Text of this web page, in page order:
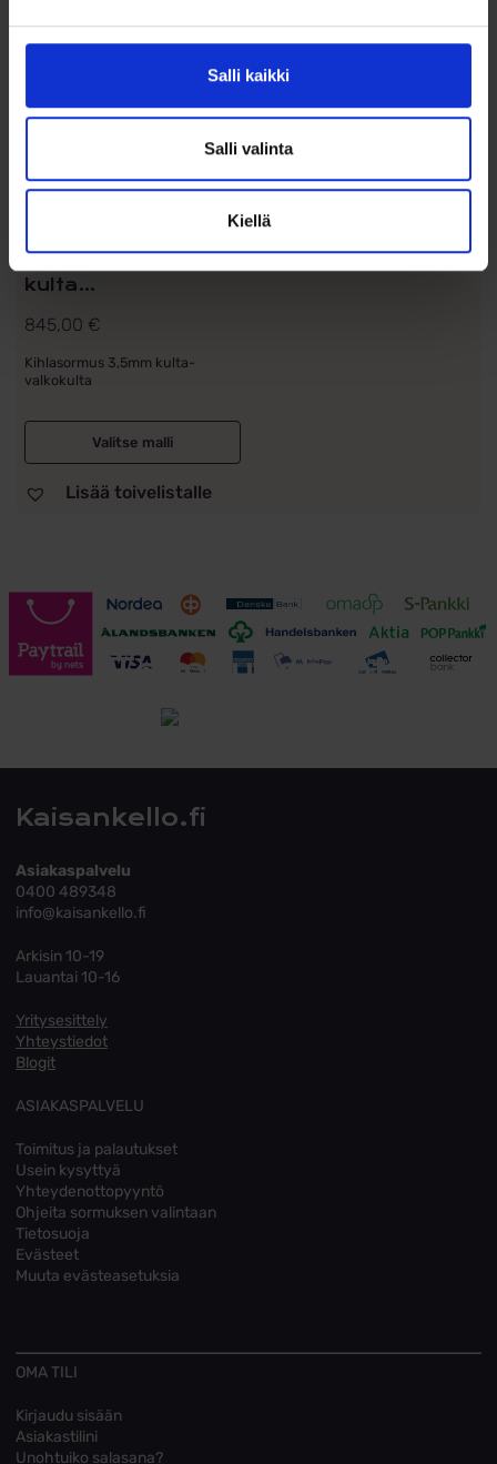
Salli kaikki
Salli valinta
Kiellä
kulta...
845,00 €
Kihlasormus 3,5mm kulta-
valkokulta
Valitse malli
Lisää toivelistalle
Toimitusehdot
Kaisankello.fi
Asiakaspalvelu
0400 489348
info@kaisankello.fi
Arkisin 10-19
Lauantai 10-16
Yritysesittely
Yhteystiedot
Blogit
ASIAKASPALVELU
Toimitus ja palautukset
Usein kysyttyä
Yhteydenottopyyntö
Ohjeita sormuksen valintaan
Tietosuoja
Evästeet
Muuta evästeasetuksia
OMA TILI
Kirjaudu sisään
Asiakastilini
Unohtuiko salasana?